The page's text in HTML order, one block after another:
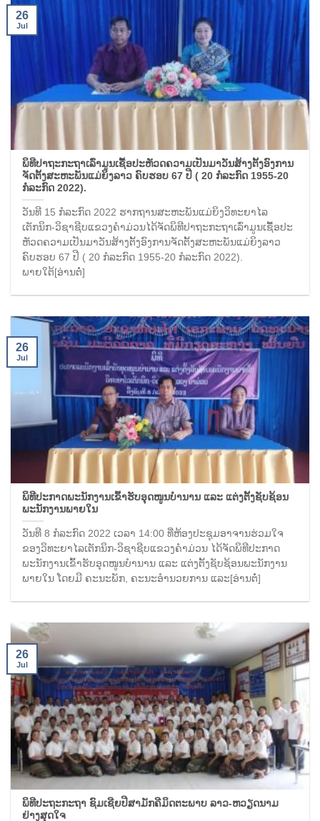
ພິທີປາຖະກະຖາເລົ່າມູນເຊື້ອປະຫັວດຄວາມເປັນມາວັນສ້າງຕັ້ງອົງການ
ຈັດຕັ້ງສະຫະພັນແມ່ຍິງລາວ ຄົບຮອບ 67 ປີ ( 20 ກໍລະກົດ 1955-20
ກໍລະກົດ 2022).
ວັນທີ 15 ກໍລະກົດ 2022 ຮາກຖານສະຫະພັນແມ່ຍິງວິທະຍາໄລ
ເຕັກນິກ-ວິຊາຊີບແຂວງຄໍາມ່ວນໄດ້ຈັດພິທີປາຖະກະຖາເລົ່າມູນເຊື້ອປະ
ຫັວດຄວາມເປັນມາວັນສ້າງຕັ້ງອົງການຈັດຕັ້ງສະຫະພັນແມ່ຍິງລາວ
ຄົບຮອບ 67 ປີ ( 20 ກໍລະກົດ 1955-20 ກໍລະກົດ 2022).
ພາຍໃຕ້[ອ່ານຕໍ່]
26
Jul
ພິທີປະກາດພະນັກງານເຂົ້າຮັບອຸດໜູນບໍານານ ແລະ ແຕ່ງຕັ້ງຊັບຊ້ອນ
ພະນັກງານພາຍໃນ
ວັນທີ 8 ກໍລະກົດ 2022 ເວລາ 14:00 ທີ່ຫ້ອງປະຊຸມອາຈານຮ່ວມໃຈ
ຂອງວິທະຍາໄລເຕັກນິກ-ວິຊາຊີບແຂວງຄໍາມ່ວນ ໄດ້ຈັດພິທີປະກາດ
ພະນັກງານເຂົ້າຮັບອຸດໜູນບໍານານ ແລະ ແຕ່ງຕັ້ງຊັບຊ້ອນພະນັກງານ
ພາຍໃນ ໂດຍມີ ຄະນະພັກ, ຄະນະອໍານວຍການ ແລະ[ອ່ານຕໍ່]
26
Jul
ພິທີປະຖະກະຖາ ຊົມເຊີຍປີສາມັກຄີມິດຕະພາບ ລາວ-ຫວຽດນາມ
ຢ່າງສຸດໃຈ
26
Jul